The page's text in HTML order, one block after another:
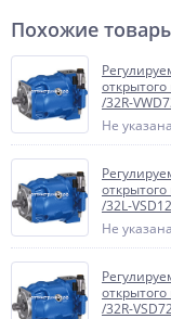
Похожие
открытого
/32R-
Не
открытого
/32L-
Не
открытого
/32R-